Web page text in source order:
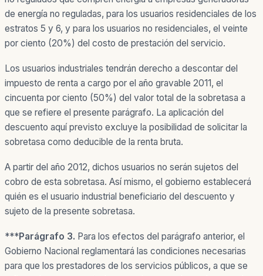
de energía no reguladas, para los usuarios residenciales de los
estratos 5 y 6, y para los usuarios no residenciales, el veinte
por ciento (20%) del costo de prestación del servicio.
Los usuarios industriales tendrán derecho a descontar del
impuesto de renta a cargo por el año gravable 2011, el
cincuenta por ciento (50%) del valor total de la sobretasa a
que se refiere el presente parágrafo. La aplicación del
descuento aquí previsto excluye la posibilidad de solicitar la
sobretasa como deducible de la renta bruta.
A partir del año 2012, dichos usuarios no serán sujetos del
cobro de esta sobretasa. Así mismo, el gobierno establecerá
quién es el usuario industrial beneficiario del descuento y
sujeto de la presente sobretasa.
***Parágrafo 3. Para los efectos del parágrafo anterior, el
Gobierno Nacional reglamentará las condiciones necesarias
para que los prestadores de los servicios públicos, a que se